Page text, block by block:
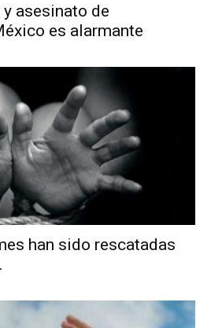
asesinato de
es alarmante
han sido rescatadas